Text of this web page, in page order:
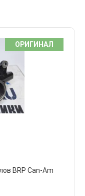
ОРИГИНАЛ
BRP Can-Am